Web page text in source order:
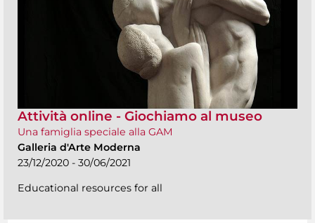
Attività online - Giochiamo al museo
Una famiglia speciale alla GAM
Galleria d'Arte Moderna
23/12/2020 - 30/06/2021
Educational resources for all